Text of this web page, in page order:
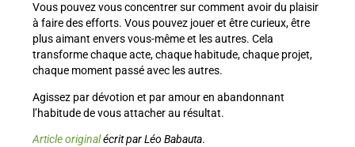
Vous pouvez vous concentrer sur comment avoir du plaisir
à faire des efforts. Vous pouvez jouer et être curieux, être
plus aimant envers vous-même et les autres. Cela
transforme chaque acte, chaque habitude, chaque projet,
chaque moment passé avec les autres.
Agissez par dévotion et par amour en abandonnant
l’habitude de vous attacher au résultat.
Article originalécrit par Léo Babauta.